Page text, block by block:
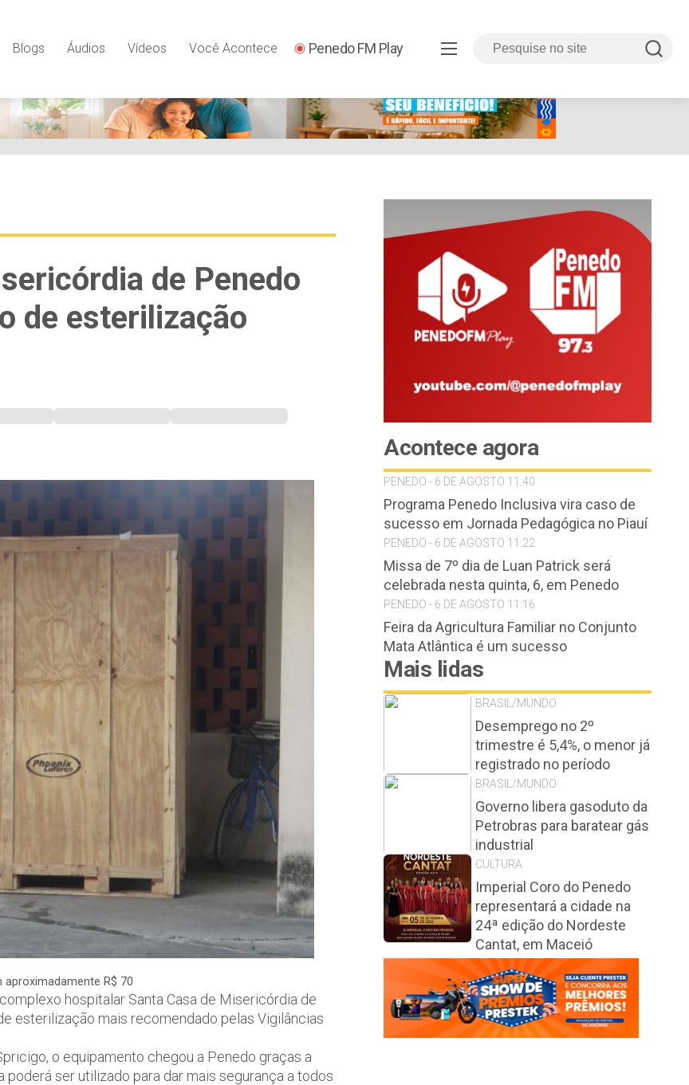
Blogs Áudios Vídeos Você Acontece Penedo FM Play
de Penedo
de esterilização
aproximadamente R$ 70
hospitalar Santa Casa de Misericórdia de
esterilização mais recomendado pelas Vigilâncias
o equipamento chegou a Penedo graças a
ser utilizado para dar mais segurança a todos
Acontece agora
PENEDO - 6 DE AGOSTO 11:40
Programa Penedo Inclusiva vira caso de
sucesso em Jornada Pedagógica no Piauí
PENEDO - 6 DE AGOSTO 11:22
Missa de 7º dia de Luan Patrick será
celebrada nesta quinta, 6, em Penedo
PENEDO - 6 DE AGOSTO 11:16
Feira da Agricultura Familiar no Conjunto
Mata Atlântica é um sucesso
Mais lidas
BRASIL/MUNDO
Desemprego no 2º
trimestre é 5,4%, o menor já
registrado no período
BRASIL/MUNDO
Governo libera gasoduto da
Petrobras para baratear gás
industrial
CULTURA
Imperial Coro do Penedo
representará a cidade na
24ª edição do Nordeste
Cantat, em Maceió